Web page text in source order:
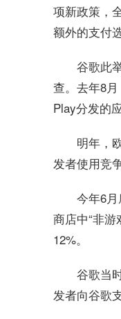
项新政策，
额外的支付选
谷歌此
查。去年8
Play分发的
明年，
发者使用竞
今年6
商店中“非
12%。
谷歌当
发者向谷歌